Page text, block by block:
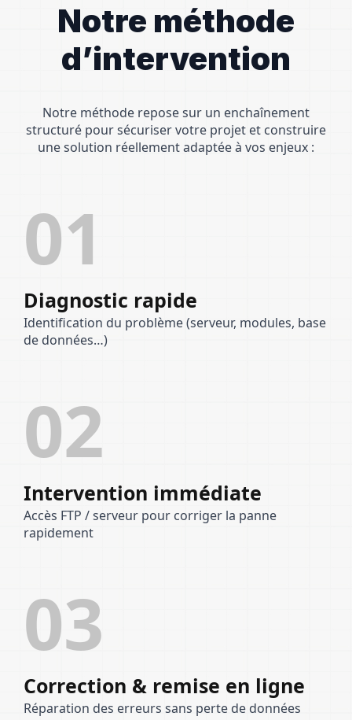
Notre méthode
d’intervention
Notre méthode repose sur un enchaînement
structuré pour sécuriser votre projet et construire
une solution réellement adaptée à vos enjeux :
01
Diagnostic rapide
Identification du problème (serveur, modules, base
de données…)
02
Intervention immédiate
Accès FTP / serveur pour corriger la panne
rapidement
03
Correction & remise en ligne
Réparation des erreurs sans perte de données